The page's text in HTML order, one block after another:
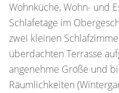
Wohnküche, Wohn- und
Schlafetage im
zwei kleinen
überdachten Terrasse
angenehme Größe und
Räumlichkeiten